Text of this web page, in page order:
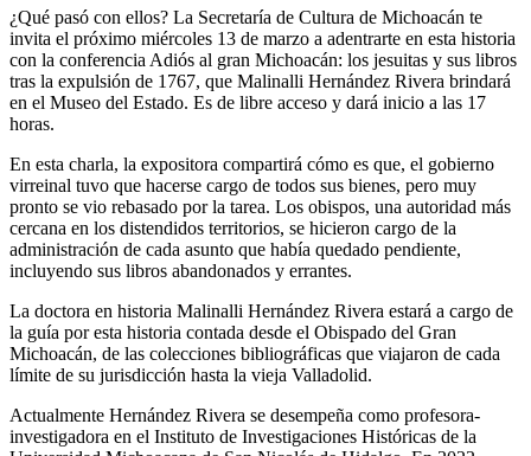
¿Qué pasó con ellos? La Secretaría de Cultura de Michoacán te
invita el próximo miércoles 13 de marzo a adentrarte en esta historia
con la conferencia Adiós al gran Michoacán: los jesuitas y sus libros
tras la expulsión de 1767, que Malinalli Hernández Rivera brindará
en el Museo del Estado. Es de libre acceso y dará inicio a las 17
horas.
En esta charla, la expositora compartirá cómo es que, el gobierno
virreinal tuvo que hacerse cargo de todos sus bienes, pero muy
pronto se vio rebasado por la tarea. Los obispos, una autoridad más
cercana en los distendidos territorios, se hicieron cargo de la
administración de cada asunto que había quedado pendiente,
incluyendo sus libros abandonados y errantes.
La doctora en historia Malinalli Hernández Rivera estará a cargo de
la guía por esta historia contada desde el Obispado del Gran
Michoacán, de las colecciones bibliográficas que viajaron de cada
límite de su jurisdicción hasta la vieja Valladolid.
Actualmente Hernández Rivera se desempeña como profesora-
investigadora en el Instituto de Investigaciones Históricas de la